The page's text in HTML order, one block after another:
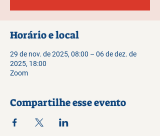
Horário e local
29 de nov. de 2025, 08:00 – 06 de dez. de
2025, 18:00
Zoom
Compartilhe esse evento